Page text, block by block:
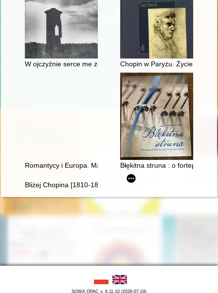
W ojczyźnie serce me zostało". Szlakiem Mickiewicza,
Chopin w Paryżu. Życie i epoka
Romantycy i Europa. Marzenia, doświadczenia, propozycje
Błękitna struna : o
Bliżej Chopina [1810-1849]
SOWA OPAC v. 6.11.10 (2026-07-24)